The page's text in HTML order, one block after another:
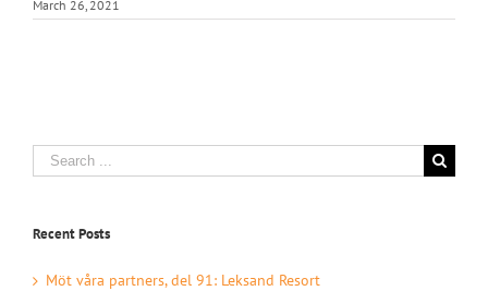
March 26, 2021
Search
for:
Recent Posts
Möt våra partners, del 91: Leksand Resort